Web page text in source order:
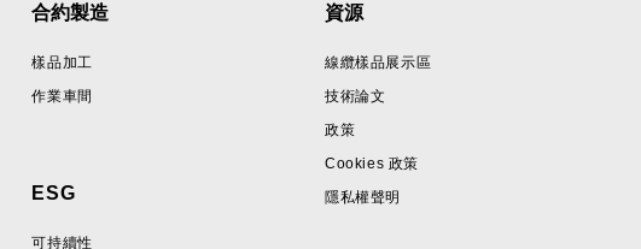
合約製造
樣品加工
作業車間
ESG
可持續性
資源
線纜樣品展示區
技術論文
政策
Cookies 政策
隱私權聲明